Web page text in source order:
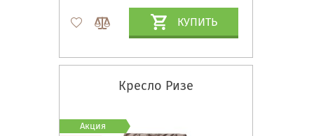
КУПИТЬ
Кресло Ризе
Акция